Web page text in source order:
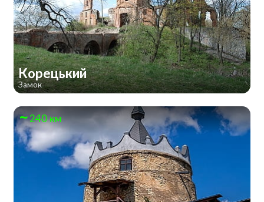
Корецький
Замок
240 км